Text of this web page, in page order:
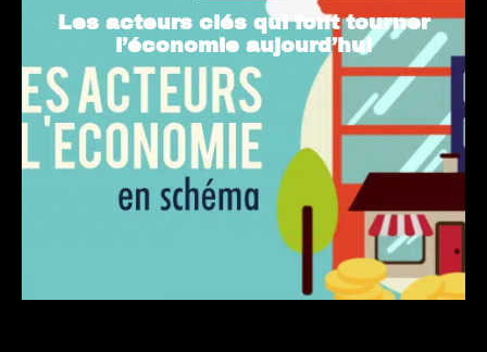
Les acteurs clés qui font tourner
l’économie aujourd’hui